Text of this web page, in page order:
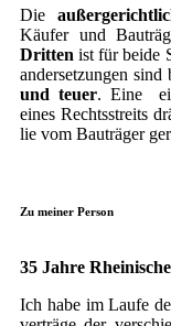
Die
Käu­fer und
Drit­ten ist für bei­de
an­der­set­zun­gen
und teu­er. Eine
eines Rechts­streits
lie vom Bau­trä­ger
Zu mei­ner Person
35 Jah­re
Ich habe im Lau­fe